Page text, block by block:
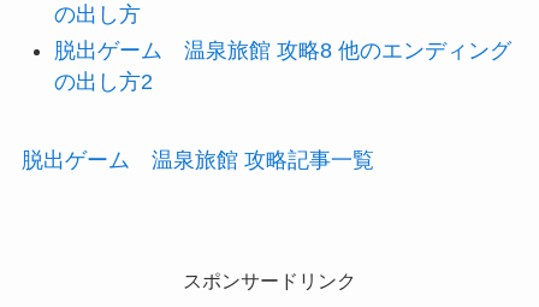
の出し方
脱出ゲーム 温泉旅館 攻略8 他のエンディング
の出し方2
脱出ゲーム 温泉旅館 攻略記事一覧
スポンサードリンク